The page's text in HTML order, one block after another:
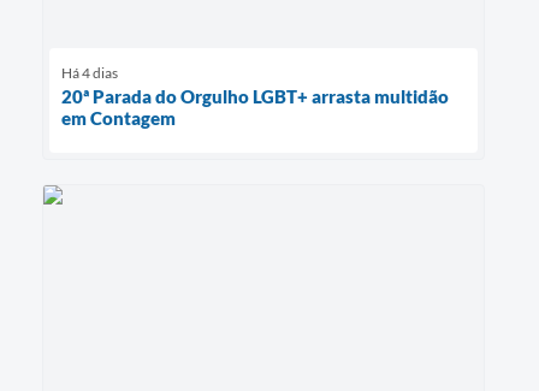
Há 4 dias
20ª Parada do Orgulho LGBT+ arrasta multidão
em Contagem